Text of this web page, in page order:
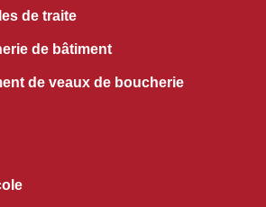
de traite
de bâtiment
de veaux de boucherie